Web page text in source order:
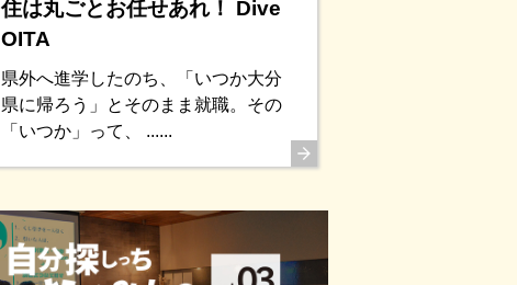
住は丸ごとお任せあれ！ Dive
OITA
県外へ進学したのち、「いつか大分
県に帰ろう」とそのまま就職。その
「いつか」って、 ......